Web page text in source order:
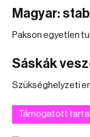
Magyar:
Pakson egyetlen
Sáskák
Szükséghelyzeti
Támogatott